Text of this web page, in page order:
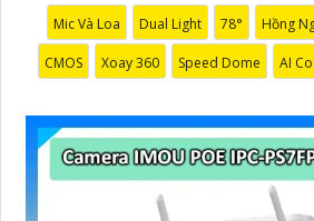
Mic Và Loa Dual Light 78° Hồng
CMOS Xoay 360 Speed Dome AI